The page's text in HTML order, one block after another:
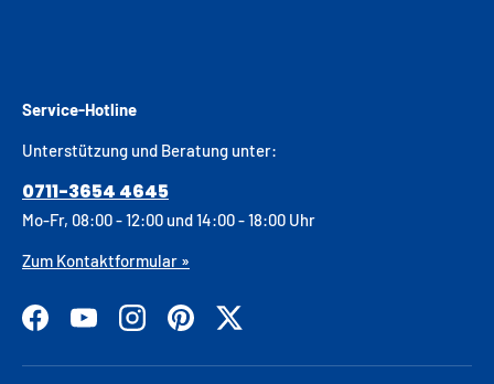
Service-Hotline
Unterstützung und Beratung unter:
0711-3654 4645
Mo-Fr, 08:00 - 12:00 und 14:00 - 18:00 Uhr
Zum Kontaktformular »
FacebookYouTubeInstagramPinterestTwitter